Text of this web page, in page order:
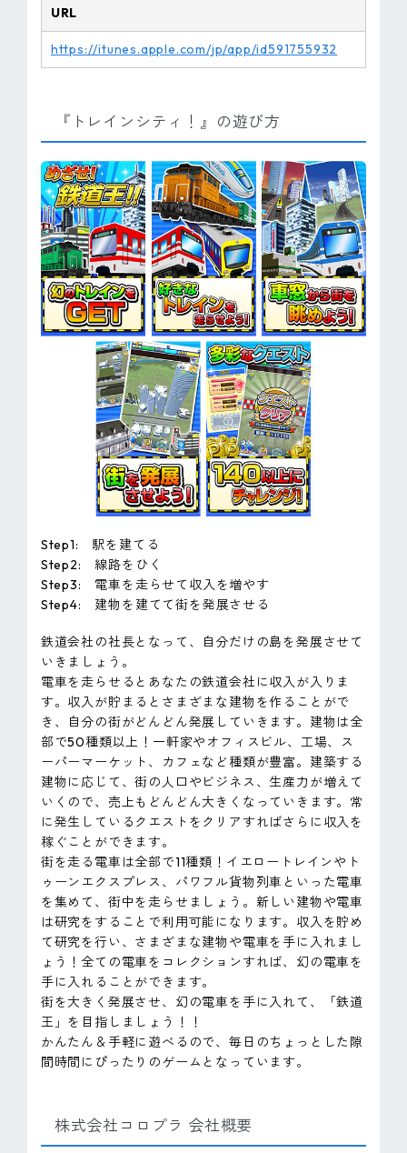
URL
https://itunes.apple.com/jp/app/id591755932
『トレインシティ！』の遊び方
Step1: 駅を建てる
Step2: 線路をひく
Step3: 電車を走らせて収入を増やす
Step4: 建物を建てて街を発展させる
鉄道会社の社長となって、自分だけの島を発展させて
いきましょう。
電車を走らせるとあなたの鉄道会社に収入が入りま
す。収入が貯まるとさまざまな建物を作ることがで
き、自分の街がどんどん発展していきます。建物は全
部で50種類以上！一軒家やオフィスビル、工場、ス
ーパーマーケット、カフェなど種類が豊富。建築する
建物に応じて、街の人口やビジネス、生産力が増えて
いくので、売上もどんどん大きくなっていきます。常
に発生しているクエストをクリアすればさらに収入を
稼ぐことができます。
街を走る電車は全部で11種類！イエロートレインやト
ゥーンエクスプレス、パワフル貨物列車といった電車
を集めて、街中を走らせましょう。新しい建物や電車
は研究をすることで利用可能になります。収入を貯め
て研究を行い、さまざまな建物や電車を手に入れまし
ょう！全ての電車をコレクションすれば、幻の電車を
手に入れることができます。
街を大きく発展させ、幻の電車を手に入れて、「鉄道
王」を目指しましょう！！
かんたん＆手軽に遊べるので、毎日のちょっとした隙
間時間にぴったりのゲームとなっています。
株式会社コロプラ 会社概要